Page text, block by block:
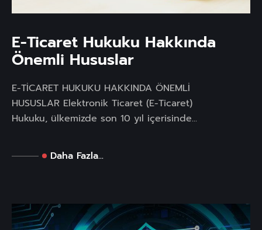
E-Ticaret Hukuku Hakkında
Önemli Hususlar
E-TİCARET HUKUKU HAKKINDA ÖNEMLİ
HUSUSLAR Elektronik Ticaret (E-Ticaret)
Hukuku, ülkemizde son 10 yıl içerisinde...
Daha Fazla...